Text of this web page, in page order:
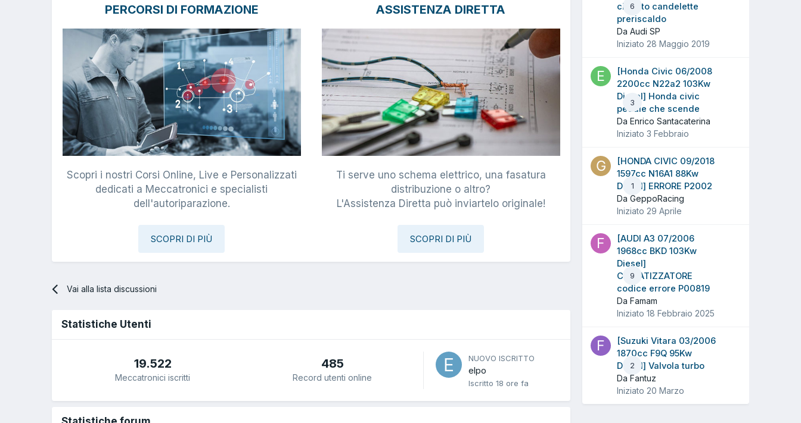
PERCORSI DI FORMAZIONE
Scopri i nostri Corsi Online, Live e Personalizzati
dedicati a Meccatronici e specialisti
dell'autoriparazione.
SCOPRI DI PIÙ
ASSISTENZA DIRETTA
Ti serve uno schema elettrico, una fasatura
distribuzione o altro?
L'Assistenza Diretta può inviartelo originale!
SCOPRI DI PIÙ
Vai alla lista discussioni
Statistiche Utenti
19.522
Meccatronici iscritti
485
Record utenti online
NUOVO ISCRITTO
elpo
Iscritto 18 ore fa
6
circuito candelette
preriscaldo
Da Audi SP
Iniziato 28 Maggio 2019
3
[Honda Civic 06/2008
2200cc N22a2 103Kw
Diesel] Honda civic
pedale che scende
Da Enrico Santacaterina
Iniziato 3 Febbraio
1
[HONDA CIVIC 09/2018
1597cc N16A1 88Kw
Diesel] ERRORE P2002
Da GeppoRacing
Iniziato 29 Aprile
9
[AUDI A3 07/2006
1968cc BKD 103Kw
Diesel]
CLIMATIZZATORE
codice errore P00819
Da Famam
Iniziato 18 Febbraio 2025
2
[Suzuki Vitara 03/2006
1870cc F9Q 95Kw
Diesel] Valvola turbo
Da Fantuz
Iniziato 20 Marzo